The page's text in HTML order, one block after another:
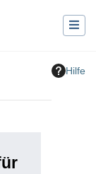
Hilfe